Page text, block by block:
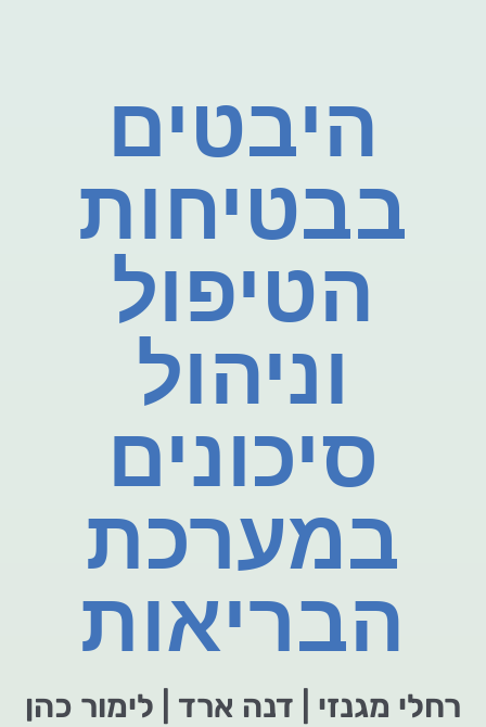
היבטים
בבטיחות
הטיפול
וניהול
סיכונים
במערכת
הבריאות
רחלי מגנזי | דנה ארד | לימור כהן